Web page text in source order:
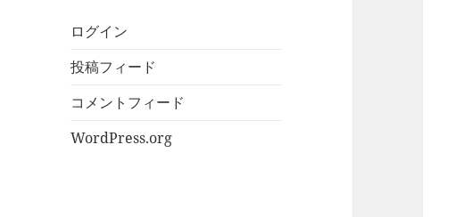
ログイン
投稿フィード
コメントフィード
WordPress.org